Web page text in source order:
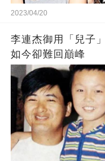
2023/04/20
李連杰御用「兒子
如今卻難回巔峰